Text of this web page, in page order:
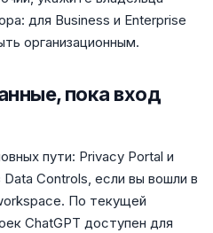
для Business и Enterprise
организационным.
пока вход
пути: Privacy Portal и
Controls, если вы вошли в
По текущей
ChatGPT доступен для